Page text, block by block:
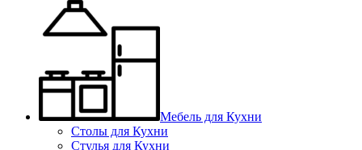
Мебель для Кухни
Столы для Кухни
Стулья для Кухни